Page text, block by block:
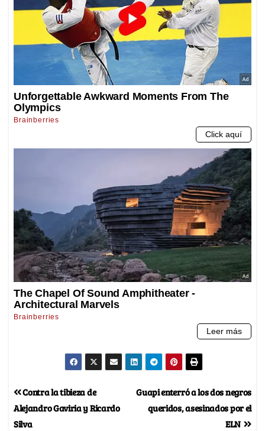
Guapi enterró a los dos negros
queridos, asesinados por el
ELN
Contra la tibieza de
Alejandro Gaviria y Ricardo
Silva